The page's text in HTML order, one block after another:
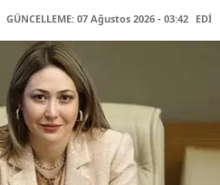
GÜNCELLEME: 07 Ağustos 2026 - 03:42